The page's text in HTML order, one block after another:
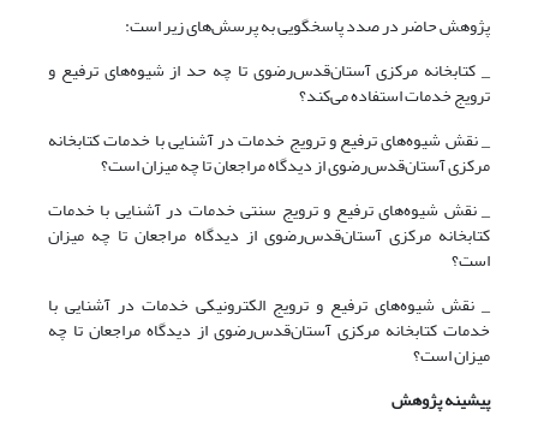
پژوهش حاضر در صدد پاسخگویی به پرسش‌های زیر است:
_ کتابخانه مرکزی آستان‌قدس‌رضوی تا چه حد از شیوه‌های ترفیع و
ترویج خدمات استفاده می‌کند؟
_ نقش شیوه‌های ترفیع و ترویج خدمات در آشنایی با خدمات کتابخانه
مرکزی آستان‌قدس‌رضوی از دیدگاه مراجعان تا چه میزان است؟
_ نقش شیوه‌های ترفیع و ترویج سنتی خدمات در آشنایی با خدمات
کتابخانه مرکزی آستان‌قدس‌رضوی از دیدگاه مراجعان تا چه میزان
است؟
_ نقش شیوه‌های ترفیع و ترویج الکترونیکی خدمات در آشنایی با
خدمات کتابخانه مرکزی آستان‌قدس‌رضوی از دیدگاه مراجعان تا چه
میزان است؟
پیشینه پژوهش